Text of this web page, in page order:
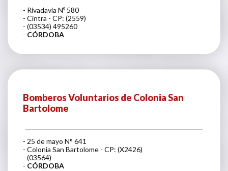
- Rivadavia Nº 580
- Cintra - CP: (2559)
- (03534) 495260
- CÓRDOBA
Bomberos Voluntarios de Colonia San
Bartolome
- 25 de mayo N° 641
- Colonia San Bartolome - CP: (X2426)
- (03564)
- CÓRDOBA